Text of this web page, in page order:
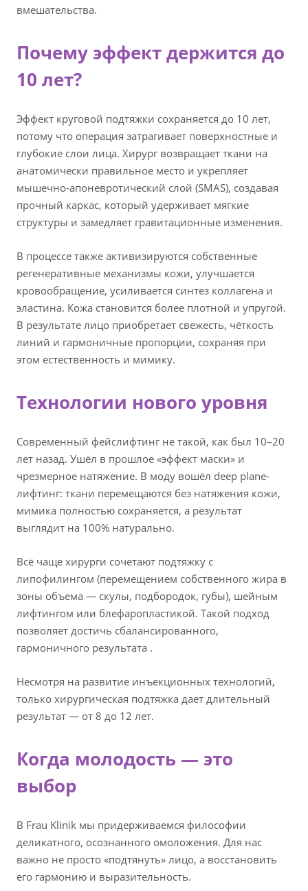
вмешательства.
Почему эффект держится до
10 лет?
Эффект круговой подтяжки сохраняется до 10 лет,
потому что операция затрагивает поверхностные и
глубокие слои лица. Хирург возвращает ткани на
анатомически правильное место и укрепляет
мышечно-апоневротический слой (SMAS), создавая
прочный каркас, который удерживает мягкие
структуры и замедляет гравитационные изменения.
В процессе также активизируются собственные
регенеративные механизмы кожи, улучшается
кровообращение, усиливается синтез коллагена и
эластина. Кожа становится более плотной и упругой.
В результате лицо приобретает свежесть, чёткость
линий и гармоничные пропорции, сохраняя при
этом естественность и мимику.
Технологии нового уровня
Современный фейслифтинг не такой, как был 10–20
лет назад. Ушёл в прошлое «эффект маски» и
чрезмерное натяжение. В моду вошёл deep plane-
лифтинг: ткани перемещаются без натяжения кожи,
мимика полностью сохраняется, а результат
выглядит на 100% натурально.
Всё чаще хирурги сочетают подтяжку с
липофилингом (перемещением собственного жира в
зоны объема — скулы, подбородок, губы), шейным
лифтингом или блефаропластикой. Такой подход
позволяет достичь сбалансированного,
гармоничного результата .
Несмотря на развитие инъекционных технологий,
только хирургическая подтяжка дает длительный
результат — от 8 до 12 лет.
Когда молодость — это
выбор
В Frau Klinik мы придерживаемся философии
деликатного, осознанного омоложения. Для нас
важно не просто «подтянуть» лицо, а восстановить
его гармонию и выразительность.